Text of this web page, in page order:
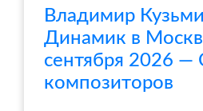
Владимир
Динамик в
сентября 2026 —
композиторов